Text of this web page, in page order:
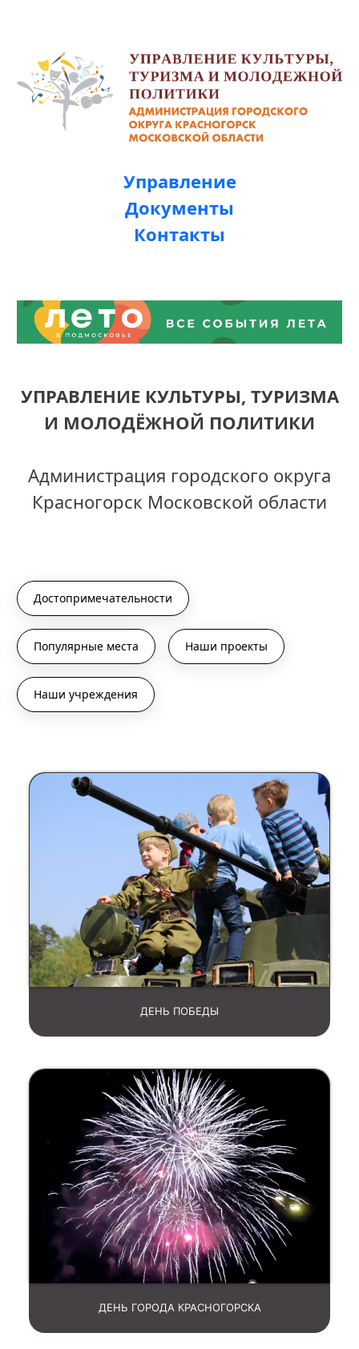
Управление
Документы
Контакты
УПРАВЛЕНИЕ КУЛЬТУРЫ, ТУРИЗМА
И МОЛОДЁЖНОЙ ПОЛИТИКИ
Администрация городского округа
Красногорск Московской области
Достопримечательности
Популярные места Наши проекты
Наши учреждения
ДЕНЬ ПОБЕДЫ
ДЕНЬ ГОРОДА КРАСНОГОРСКА